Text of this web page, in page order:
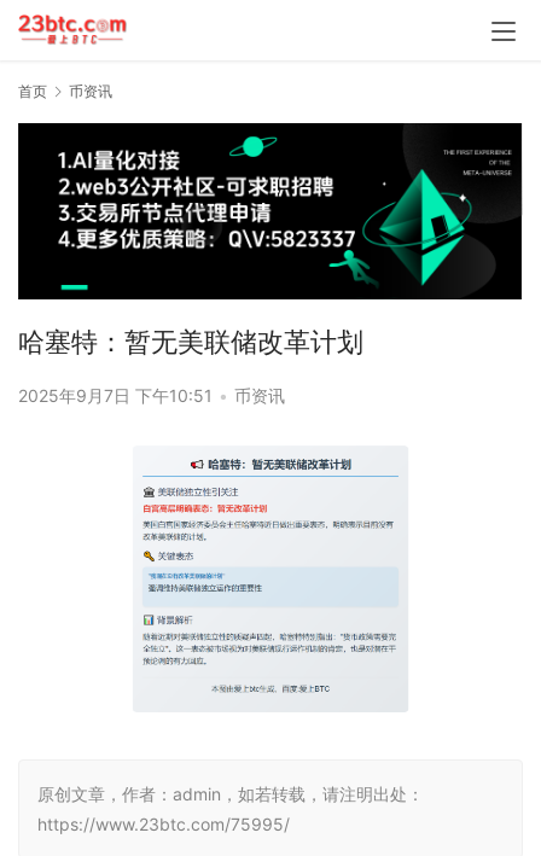
首页 币资讯
哈塞特：暂无美联储改革计划
2025年9月7日 下午10:51 • 币资讯
原创文章，作者：admin，如若转载，请注明出处：
https://www.23btc.com/75995/